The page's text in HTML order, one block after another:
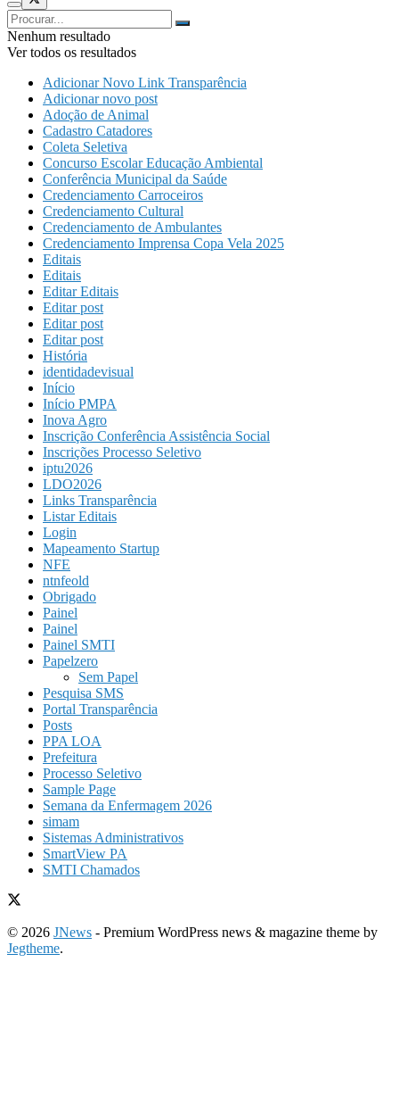
Nenhum resultado
Ver todos os resultados
Adicionar Novo Link Transparência
Adicionar novo post
Adoção de Animal
Cadastro Catadores
Coleta Seletiva
Concurso Escolar Educação Ambiental
Conferência Municipal da Saúde
Credenciamento Carroceiros
Credenciamento Cultural
Credenciamento de Ambulantes
Credenciamento Imprensa Copa Vela 2025
Editais
Editais
Editar Editais
Editar post
Editar post
Editar post
História
identidadevisual
Início
Início PMPA
Inova Agro
Inscrição Conferência Assistência Social
Inscrições Processo Seletivo
iptu2026
LDO2026
Links Transparência
Listar Editais
Login
Mapeamento Startup
NFE
ntnfeold
Obrigado
Painel
Painel
Painel SMTI
Papelzero
Sem Papel
Pesquisa SMS
Portal Transparência
Posts
PPA LOA
Prefeitura
Processo Seletivo
Sample Page
Semana da Enfermagem 2026
simam
Sistemas Administrativos
SmartView PA
SMTI Chamados
© 2026 JNews - Premium WordPress news & magazine theme by
Jegtheme.